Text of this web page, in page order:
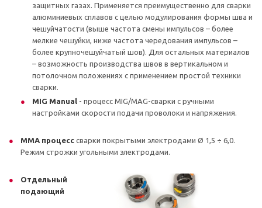
защитных газах. Применяется преимущественно для сварки
алюминиевых сплавов с целью модулирования формы шва и
чешуйчатости (выше частота смены импульсов – более
мелкие чешуйки, ниже частота чередования импульсов –
более крупночешуйчатый шов). Для остальных материалов
– возможность производства швов в вертикальном и
потолочном положениях с применением простой техники
сварки.
MIG Manual - процесс MIG/MAG-сварки с ручными
настройками скорости подачи проволоки и напряжения.
MMA процесс сварки покрытыми электродами Ø 1,5 ÷ 6,0.
Режим строжки угольными электродами.
Отдельный
подающий